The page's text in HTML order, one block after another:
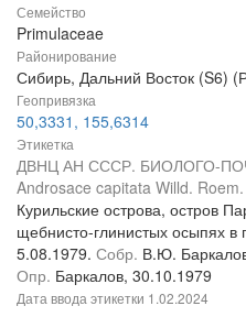
Семейство
Primulaceae
Районирование
Сибирь, Дальний Восток (S6)
Геопривязка
50,3331, 155,6314
Этикетка
ДВНЦ АН СССР. БИОЛОГО-
Androsace capitata Willd.
Курильские острова, остров
щебнисто-глинистых осыпях в
5.08.1979. Собр. В.Ю.
Опр. Баркалов, 30.10.1979
Дата ввода этикетки 1.02.2024